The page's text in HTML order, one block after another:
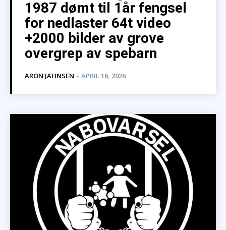
1987 dømt til 1år fengsel
for nedlaster 64t video
+2000 bilder av grove
overgrep av spebarn
ARON JAHNSEN - APRIL 16, 2026